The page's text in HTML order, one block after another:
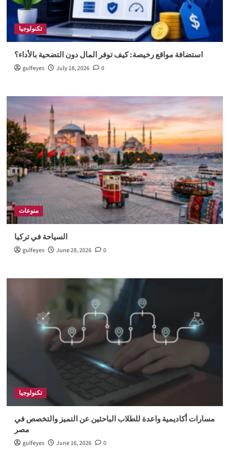
تكنولوجيا
استضافة مواقع رخيصة: كيف توفر المال دون التضحية بالأداء؟
gulfeyes July 18, 2026 0
منوعات
السياحة في تركيا
gulfeyes June 28, 2026 0
تكنولوجيا
مسارات أكاديمية واعدة للطلاب الباحثين عن التميز والتخصص في
مصر
gulfeyes June 16, 2026 0